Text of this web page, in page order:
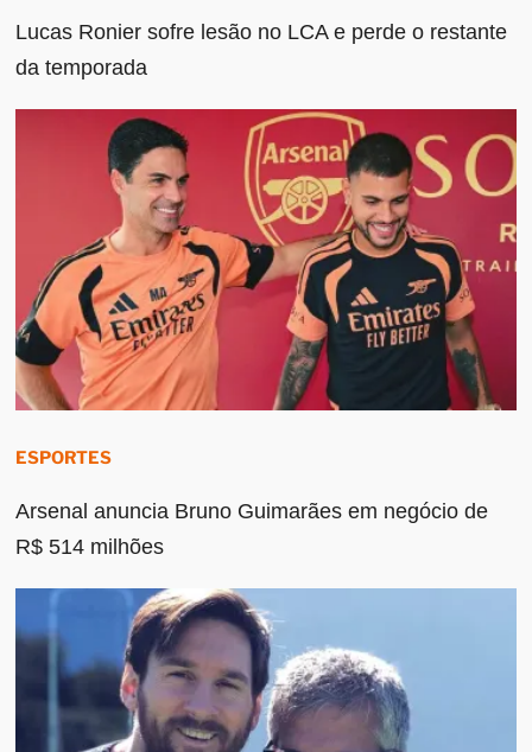
Lucas Ronier sofre lesão no LCA e perde o restante
da temporada
ESPORTES
Arsenal anuncia Bruno Guimarães em negócio de
R$ 514 milhões